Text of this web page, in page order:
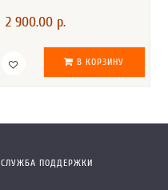
2 900.00 р.
В КОРЗИНУ
СЛУЖБА ПОДДЕРЖКИ